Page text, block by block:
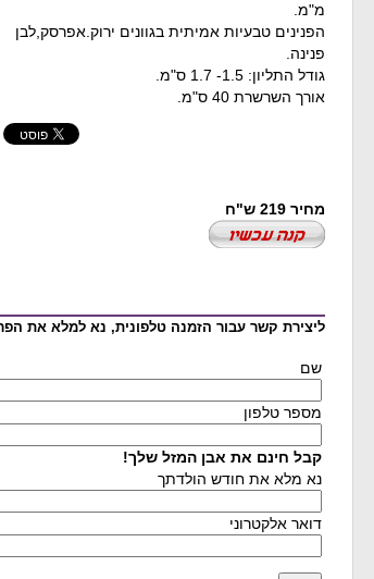
מ"מ.
הפנינים טבעיות אמיתית בגוונים ירוק.אפרסק,לבן
פנינה.
גודל התליון: 1.5- 1.7 ס"מ.
אורך השרשרת 40 ס"מ.
מחיר 219 ש"ח
ליצירת קשר עבור הזמנה טלפונית, נא למלא את
שם
מספר טלפון
קבל חינם את אבן המזל שלך!
נא מלא את חודש הולדתך
דואר אלקטרוני